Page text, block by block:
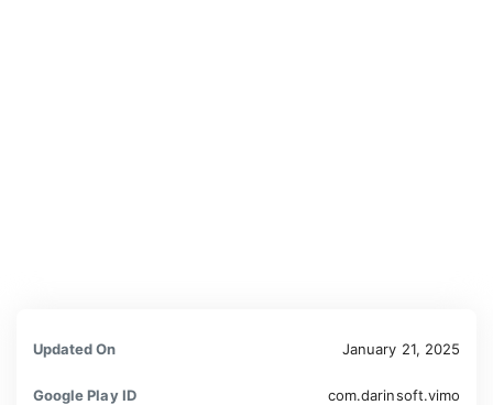
Updated On January 21, 2025
Google Play ID com.darinsoft.vimo